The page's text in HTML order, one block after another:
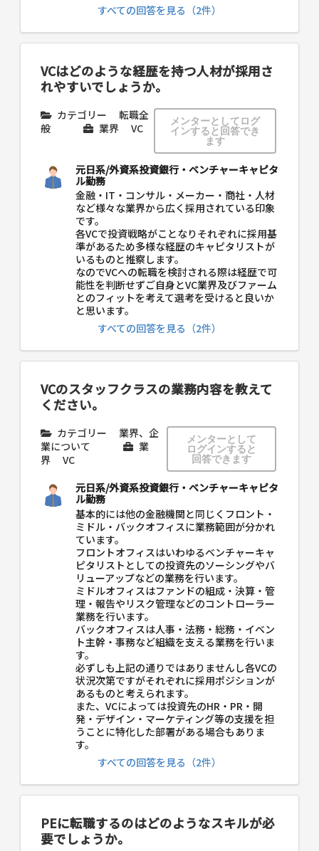
すべての回答を見る（2件）
VCはどのような経歴を持つ人材が採用さ
れやすいでしょうか。
カテゴリー
転職全
般
業界 VC
メンターとしてログ
インすると回答でき
ます
元日系/外資系投資銀行・ベンチャーキャピタ
ル勤務
金融・IT・コンサル・メーカー・商社・人材
など様々な業界から広く採用されている印象
です。
各VCで投資戦略がことなりそれぞれに採用基
準があるため多様な経歴のキャピタリストが
いるものと推察します。
なのでVCへの転職を検討される際は経歴で可
能性を判断せずご自身とVC業界及びファーム
とのフィットを考えて選考を受けると良いか
と思います。
すべての回答を見る（2件）
VCのスタッフクラスの業務内容を教えて
ください。
カテゴリー
業界、企
業について
業
界
VC
メンターとして
ログインすると
回答できます
元日系/外資系投資銀行・ベンチャーキャピタ
ル勤務
基本的には他の金融機関と同じくフロント・
ミドル・バックオフィスに業務範囲が分かれ
ています。
フロントオフィスはいわゆるベンチャーキャ
ピタリストとしての投資先のソーシングやバ
リューアップなどの業務を行います。
ミドルオフィスはファンドの組成・決算・管
理・報告やリスク管理などのコントローラー
業務を行います。
バックオフィスは人事・法務・総務・イベン
ト主幹・事務など組織を支える業務を行いま
す。
必ずしも上記の通りではありませんし各VCの
状況次第ですがそれぞれに採用ポジションが
あるものと考えられます。
また、VCによっては投資先のHR・PR・開
発・デザイン・マーケティング等の支援を担
うことに特化した部署がある場合もありま
す。
すべての回答を見る（2件）
PEに転職するのはどのようなスキルが必
要でしょうか。